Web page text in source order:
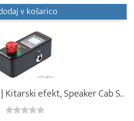
v košarico
Kitarski efekt, Speaker Cab S...